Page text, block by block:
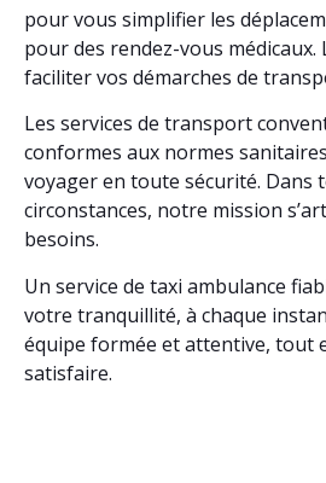
pour vous simplifier les
pour des rendez-vous médicaux.
faciliter vos démarches de
Les services de transport
conformes aux normes
voyager en toute sécurité. Dans
circonstances, notre mission
besoins.
Un service de taxi ambulance
votre tranquillité, à chaque
équipe formée et attentive, tout
satisfaire.